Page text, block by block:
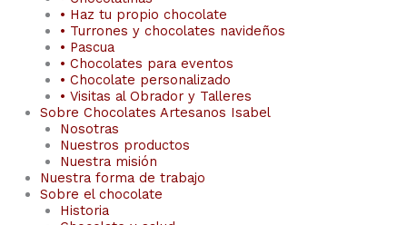
• Haz tu propio chocolate
• Turrones y chocolates navideños
• Pascua
• Chocolates para eventos
• Chocolate personalizado
• Visitas al Obrador y Talleres
Sobre Chocolates Artesanos Isabel
Nosotras
Nuestros productos
Nuestra misión
Nuestra forma de trabajo
Sobre el chocolate
Historia